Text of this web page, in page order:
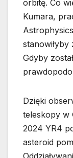
orbitę. Co
Kumara,
stanowiłyby
Gdyby
Dzięki
teleskopy w
2024 YR4
asteroid